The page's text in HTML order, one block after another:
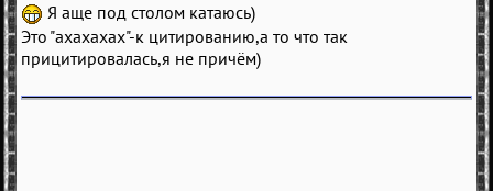
Я аще под столом катаюсь)
Это "ахахахах"-к цитированию,а то что так
прицитировалась,я не причём)